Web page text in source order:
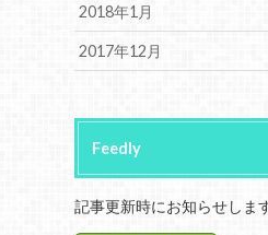
2018年1月
2017年12月
Feedly
記事更新時にお知らせしま